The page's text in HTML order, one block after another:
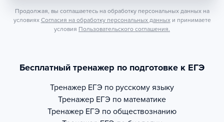
Продолжая, вы соглашаетесь на обработку персональных данных на
условиях Согласия на обработку персональных данных и принимаете
условия Пользовательского соглашения.
Бесплатный тренажер по подготовке к ЕГЭ
Тренажер ЕГЭ по русскому языку
Тренажер ЕГЭ по математике
Тренажер ЕГЭ по обществознанию